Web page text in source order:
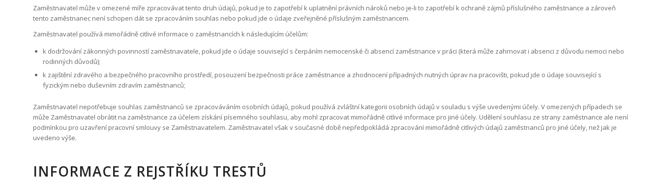
Zaměstnavatel může v omezené míře zpracovávat tento druh údajů, pokud je to zapotřebí k uplatnění právních nároků nebo je-li to zapotřebí k ochraně zájmů příslušného zaměstnance a zároveň
tento zaměstnanec není schopen dát se zpracováním souhlas nebo pokud jde o údaje zveřejněné příslušným zaměstnancem.
Zaměstnavatel používá mimořádně citlivé informace o zaměstnancích k následujícím účelům:
k dodržování zákonných povinností zaměstnavatele, pokud jde o údaje související s čerpáním nemocenské či absencí zaměstnance v práci (která může zahrnovat i absenci z důvodu nemoci nebo
rodinných důvodů);
k zajištění zdravého a bezpečného pracovního prostředí, posouzení bezpečnosti práce zaměstnance a zhodnocení případných nutných úprav na pracovišti, pokud jde o údaje související s
fyzickým nebo duševním zdravím zaměstnanců;
Zaměstnavatel nepotřebuje souhlas zaměstnanců se zpracováváním osobních údajů, pokud používá zvláštní kategorii osobních údajů v souladu s výše uvedenými účely. V omezených případech se
může Zaměstnavatel obrátit na zaměstnance za účelem získání písemného souhlasu, aby mohl zpracovat mimořádně citlivé informace pro jiné účely. Udělení souhlasu ze strany zaměstnance ale není
podmínkou pro uzavření pracovní smlouvy se Zaměstnavatelem. Zaměstnavatel však v současné době nepředpokládá zpracování mimořádně citlivých údajů zaměstnanců pro jiné účely, než jak je
uvedeno výše.
INFORMACE Z REJSTŘÍKU TRESTŮ
třetími
obsahovými
bannerovými
účelem. Tyto
zobrazování
relevantních
reklam na